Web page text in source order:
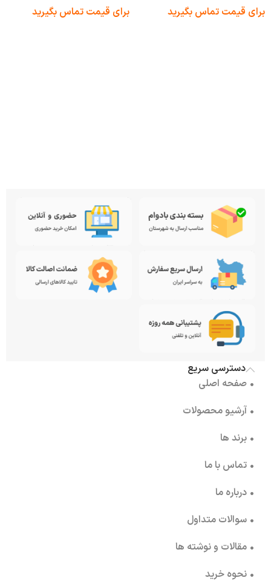
برای قیمت تماس بگیرید
برای قیمت تماس بگیرید
دسترسی سریع
• صفحه اصلی
• آرشیو محصولات
• برند ها
• تماس با ما
• درباره ما
• سوالات متداول
• مقالات و نوشته ها
• نحوه خرید